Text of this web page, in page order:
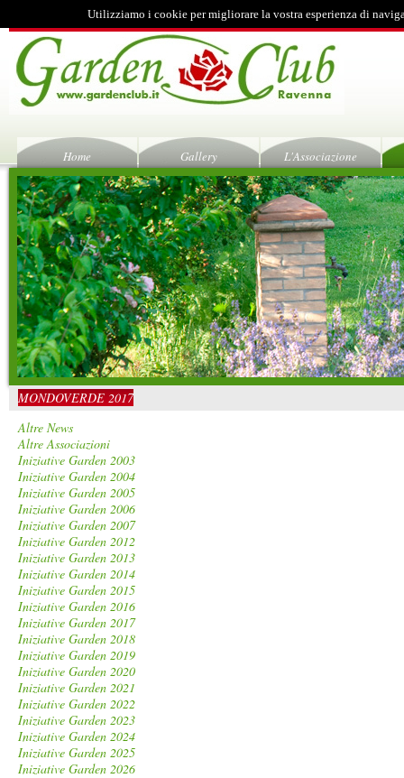
Utilizziamo i cookie per migliorare la vostra esperienza di
Home Gallery L'Associazione
MONDOVERDE 2017
Altre News
Altre Associazioni
Iniziative Garden 2003
Iniziative Garden 2004
Iniziative Garden 2005
Iniziative Garden 2006
Iniziative Garden 2007
Iniziative Garden 2012
Iniziative Garden 2013
Iniziative Garden 2014
Iniziative Garden 2015
Iniziative Garden 2016
Iniziative Garden 2017
Iniziative Garden 2018
Iniziative Garden 2019
Iniziative Garden 2020
Iniziative Garden 2021
Iniziative Garden 2022
Iniziative Garden 2023
Iniziative Garden 2024
Iniziative Garden 2025
Iniziative Garden 2026